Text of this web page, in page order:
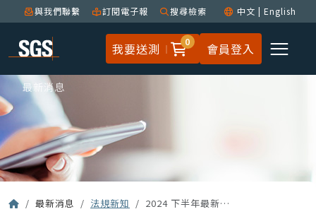
與我們聯繫 訂閱電子報 搜尋檢索 中文 | English
我要送測 0 會員登入
最新消息
最新消息 法規新知 2024 下半年最新 EU REACH SVHC 建議清單